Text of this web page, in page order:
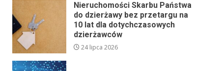
Nieruchomości Skarbu Państwa
do dzierżawy bez przetargu na
10 lat dla dotychczasowych
dzierżawców
24 lipca 2026